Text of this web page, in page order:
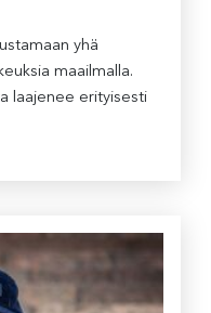
yhä
maailmalla.
laajenee erityisesti